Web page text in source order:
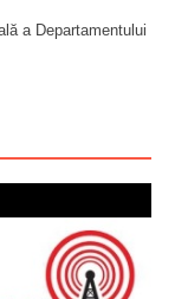
a Departamentului